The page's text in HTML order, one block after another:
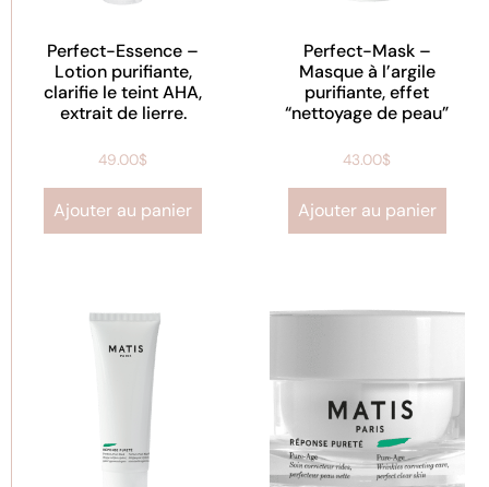
Perfect-Essence –
Lotion purifiante,
clarifie le teint AHA,
extrait de lierre.
49.00$
Ajouter au panier
Perfect-Mask –
Masque à l’argile
purifiante, effet
“nettoyage de peau”
43.00$
Ajouter au panier